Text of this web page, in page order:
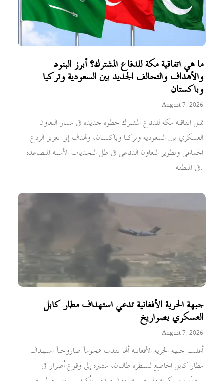
ما هي اتفاقية مكة للدفاع المشترك؟ أبرز البنود
والأهداف والتحالف الجديد بين السعودية وتركيا
وباكستان
August 7, 2026
تمثل اتفاقية مكة للدفاع المشترك خطوة جديدة في مسار التعاون
العسكري بين السعودية وتركيا وباكستان، وتهدف إلى تعزيز الردع
الجماعي وتطوير التعاون الدفاعي في ظل التحديات الأمنية المتصاعدة
في المنطقة.
جبهة الحرية الأفغانية تدعي استهداف مطار كابل
العسكري بصواريخ
August 7, 2026
أعلنت جبهة الحرية الأفغانية أنها نفذت هجوماً صاروخياً استهدف
مطار كابل الخاضع لسيطرة طالبان، مشيرة إلى وقوع أضرار في